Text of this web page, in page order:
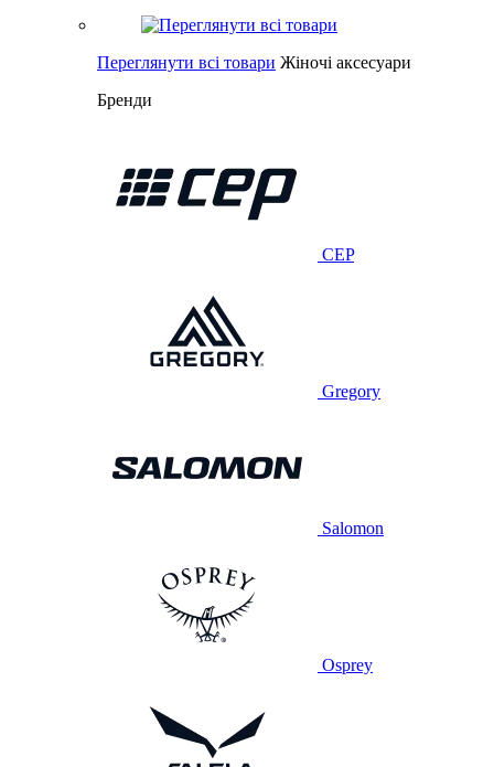
Переглянути всі товари Жіночі аксесуари
Бренди
CEP
Gregory
Salomon
Osprey